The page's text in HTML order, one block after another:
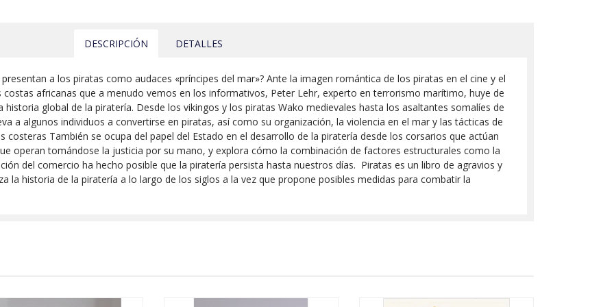
DESCRIPCIÓN DETALLES
a los piratas como audaces «príncipes del mar»? Ante la imagen romántica de los piratas en el cine y el
africanas que a menudo vemos en los informativos, Peter Lehr, experto en terrorismo marítimo, huye de
global de la piratería. Desde los vikingos y los piratas Wako medievales hasta los asaltantes somalíes de
a algunos individuos a convertirse en piratas, así como su organización, la violencia en el mar y las tácticas de
costeras También se ocupa del papel del Estado en el desarrollo de la piratería desde los corsarios que actúan
operan tomándose la justicia por su mano, y explora cómo la combinación de factores estructurales como la
del comercio ha hecho posible que la piratería persista hasta nuestros días. Piratas es un libro de agravios y
la historia de la piratería a lo largo de los siglos a la vez que propone posibles medidas para combatir la